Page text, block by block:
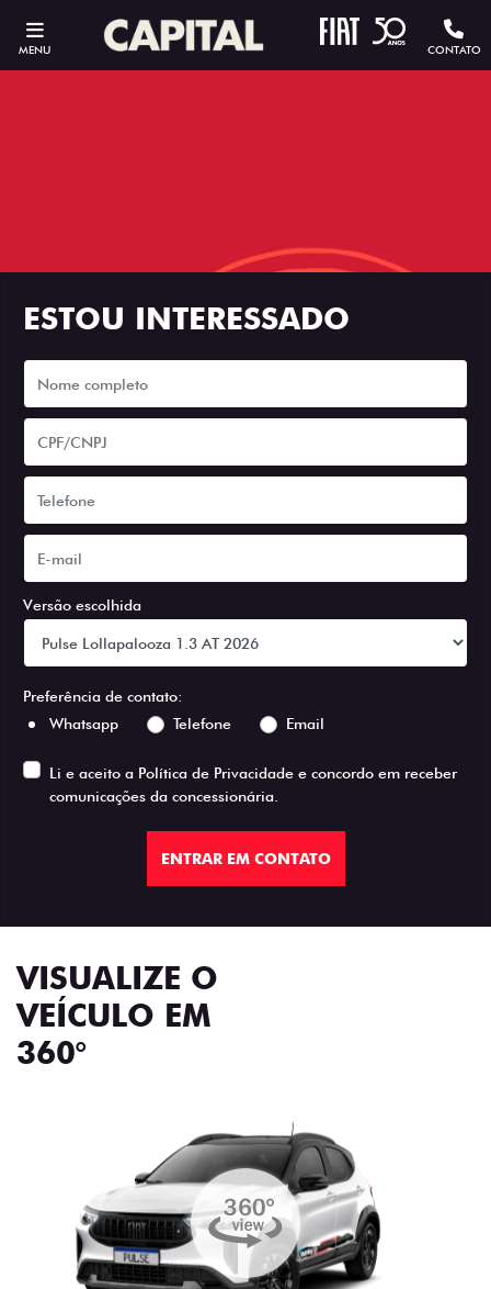
MENU CONTATO
ESTOU INTERESSADO
Versão escolhida
Preferência de contato:
Whatsapp
Telefone Email
Li e aceito a Política de Privacidade e concordo em receber
comunicações da concessionária.
ENTRAR EM CONTATO
VISUALIZE O
VEÍCULO EM
360°